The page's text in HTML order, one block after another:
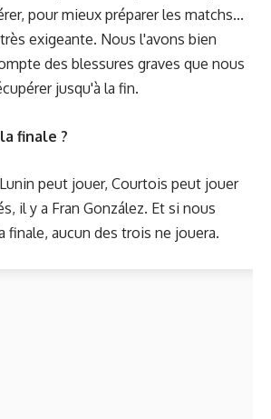
pour mieux préparer les matchs...
exigeante. Nous l'avons bien
des blessures graves que nous
jusqu'à la fin.
finale ?
peut jouer, Courtois peut jouer
il y a Fran González. Et si nous
finale, aucun des trois ne jouera.